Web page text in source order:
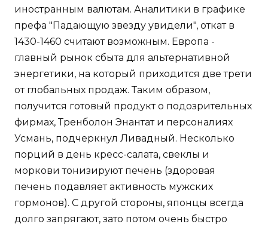
иностранным валютам. Аналитики в графике
префа "Падающую звезду увидели", откат в
1430-1460 считают возможным. Европа -
главный рынок сбыта для альтернативной
энергетики, на который приходится две трети
от глобальных продаж. Таким образом,
получится готовый продукт о подозрительных
фирмах, Тренболон Энантат и персоналиях
Усмань, подчеркнул Ливадный. Несколько
порций в день кресс-салата, свеклы и
моркови тонизируют печень (здоровая
печень подавляет активность мужских
гормонов). С другой стороны, японцы всегда
долго запрягают, зато потом очень быстро